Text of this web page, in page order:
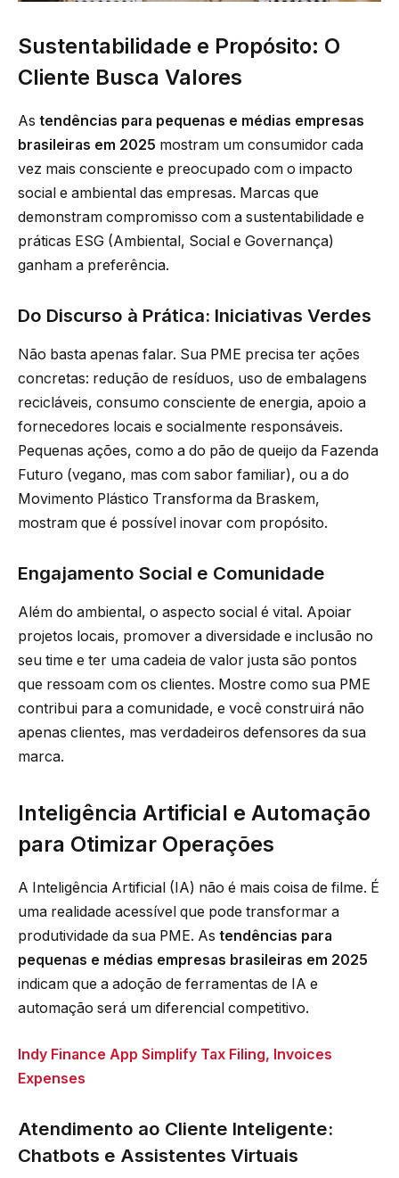
Sustentabilidade e Propósito: O
Cliente Busca Valores
As tendências para pequenas e médias empresas
brasileiras em 2025 mostram um consumidor cada
vez mais consciente e preocupado com o impacto
social e ambiental das empresas. Marcas que
demonstram compromisso com a sustentabilidade e
práticas ESG (Ambiental, Social e Governança)
ganham a preferência.
Do Discurso à Prática: Iniciativas Verdes
Não basta apenas falar. Sua PME precisa ter ações
concretas: redução de resíduos, uso de embalagens
recicláveis, consumo consciente de energia, apoio a
fornecedores locais e socialmente responsáveis.
Pequenas ações, como a do pão de queijo da Fazenda
Futuro (vegano, mas com sabor familiar), ou a do
Movimento Plástico Transforma da Braskem,
mostram que é possível inovar com propósito.
Engajamento Social e Comunidade
Além do ambiental, o aspecto social é vital. Apoiar
projetos locais, promover a diversidade e inclusão no
seu time e ter uma cadeia de valor justa são pontos
que ressoam com os clientes. Mostre como sua PME
contribui para a comunidade, e você construirá não
apenas clientes, mas verdadeiros defensores da sua
marca.
Inteligência Artificial e Automação
para Otimizar Operações
A Inteligência Artificial (IA) não é mais coisa de filme. É
uma realidade acessível que pode transformar a
produtividade da sua PME. As tendências para
pequenas e médias empresas brasileiras em 2025
indicam que a adoção de ferramentas de IA e
automação será um diferencial competitivo.
Indy Finance App Simplify Tax Filing, Invoices
Expenses
Atendimento ao Cliente Inteligente:
Chatbots e Assistentes Virtuais